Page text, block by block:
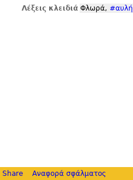
Λέξεις κλειδιά Φλωρά, #αυλή
Share Αναφορά σφάλματος